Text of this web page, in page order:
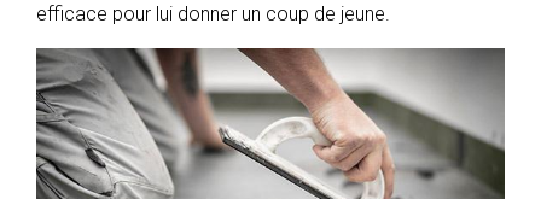
efficace pour lui donner un coup de jeune.